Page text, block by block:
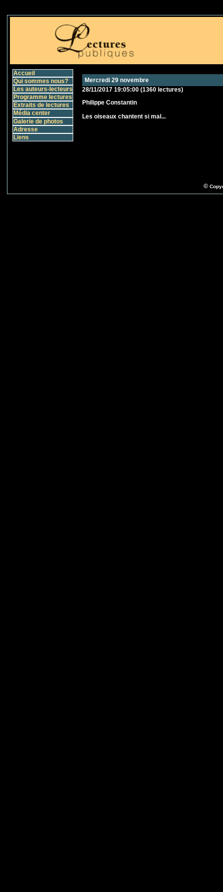
Accueil
Qui sommes nous?
Les auteurs-lecteurs
Programme lectures
Extraits de lectures
Média center
Galerie de photos
Adresse
Liens
Mercredi 29 novembre
28/11/2017 19:05:00 (1360 lectures)
Philippe Constantin
Les oiseaux chantent si mal...
©